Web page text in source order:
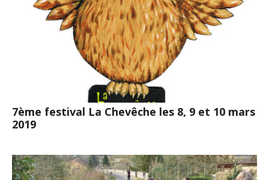
7ème festival La Chevêche les 8, 9 et 10 mars
2019